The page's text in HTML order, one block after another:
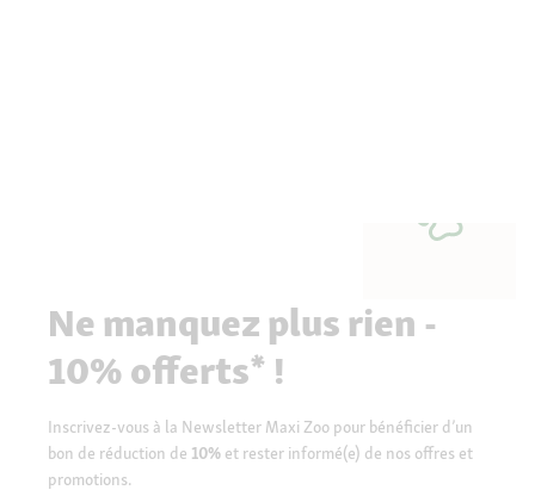
Ne manquez plus rien -
10% offerts* !
Inscrivez-vous à la Newsletter Maxi Zoo pour bénéficier d’un
bon de réduction de 10% et rester informé(e) de nos offres et
promotions.